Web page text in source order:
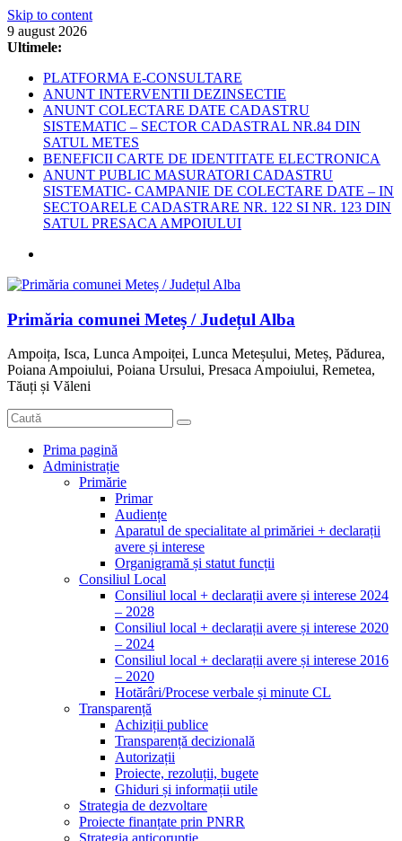
Skip to content
9 august 2026
Ultimele:
PLATFORMA E-CONSULTARE
ANUNT INTERVENTII DEZINSECTIE
ANUNT COLECTARE DATE CADASTRU
SISTEMATIC – SECTOR CADASTRAL NR.84 DIN
SATUL METES
BENEFICII CARTE DE IDENTITATE ELECTRONICA
ANUNT PUBLIC MASURATORI CADASTRU
SISTEMATIC- CAMPANIE DE COLECTARE DATE – IN
SECTOARELE CADASTRARE NR. 122 SI NR. 123 DIN
SATUL PRESACA AMPOIULUI
Primăria comunei Meteș / Județul Alba
Ampoița, Isca, Lunca Ampoiței, Lunca Meteșului, Meteș, Pădurea,
Poiana Ampoiului, Poiana Ursului, Presaca Ampoiului, Remetea,
Tăuți și Văleni
Prima pagină
Administrație
Primărie
Primar
Audiențe
Aparatul de specialitate al primăriei + declarații
avere și interese
Organigramă și statut funcții
Consiliul Local
Consiliul local + declarații avere și interese 2024
– 2028
Consiliul local + declarații avere și interese 2020
– 2024
Consiliul local + declarații avere și interese 2016
– 2020
Hotărâri/Procese verbale și minute CL
Transparență
Achiziții publice
Transparență decizională
Autorizații
Proiecte, rezoluții, bugete
Ghiduri și informații utile
Strategia de dezvoltare
Proiecte finanțate prin PNRR